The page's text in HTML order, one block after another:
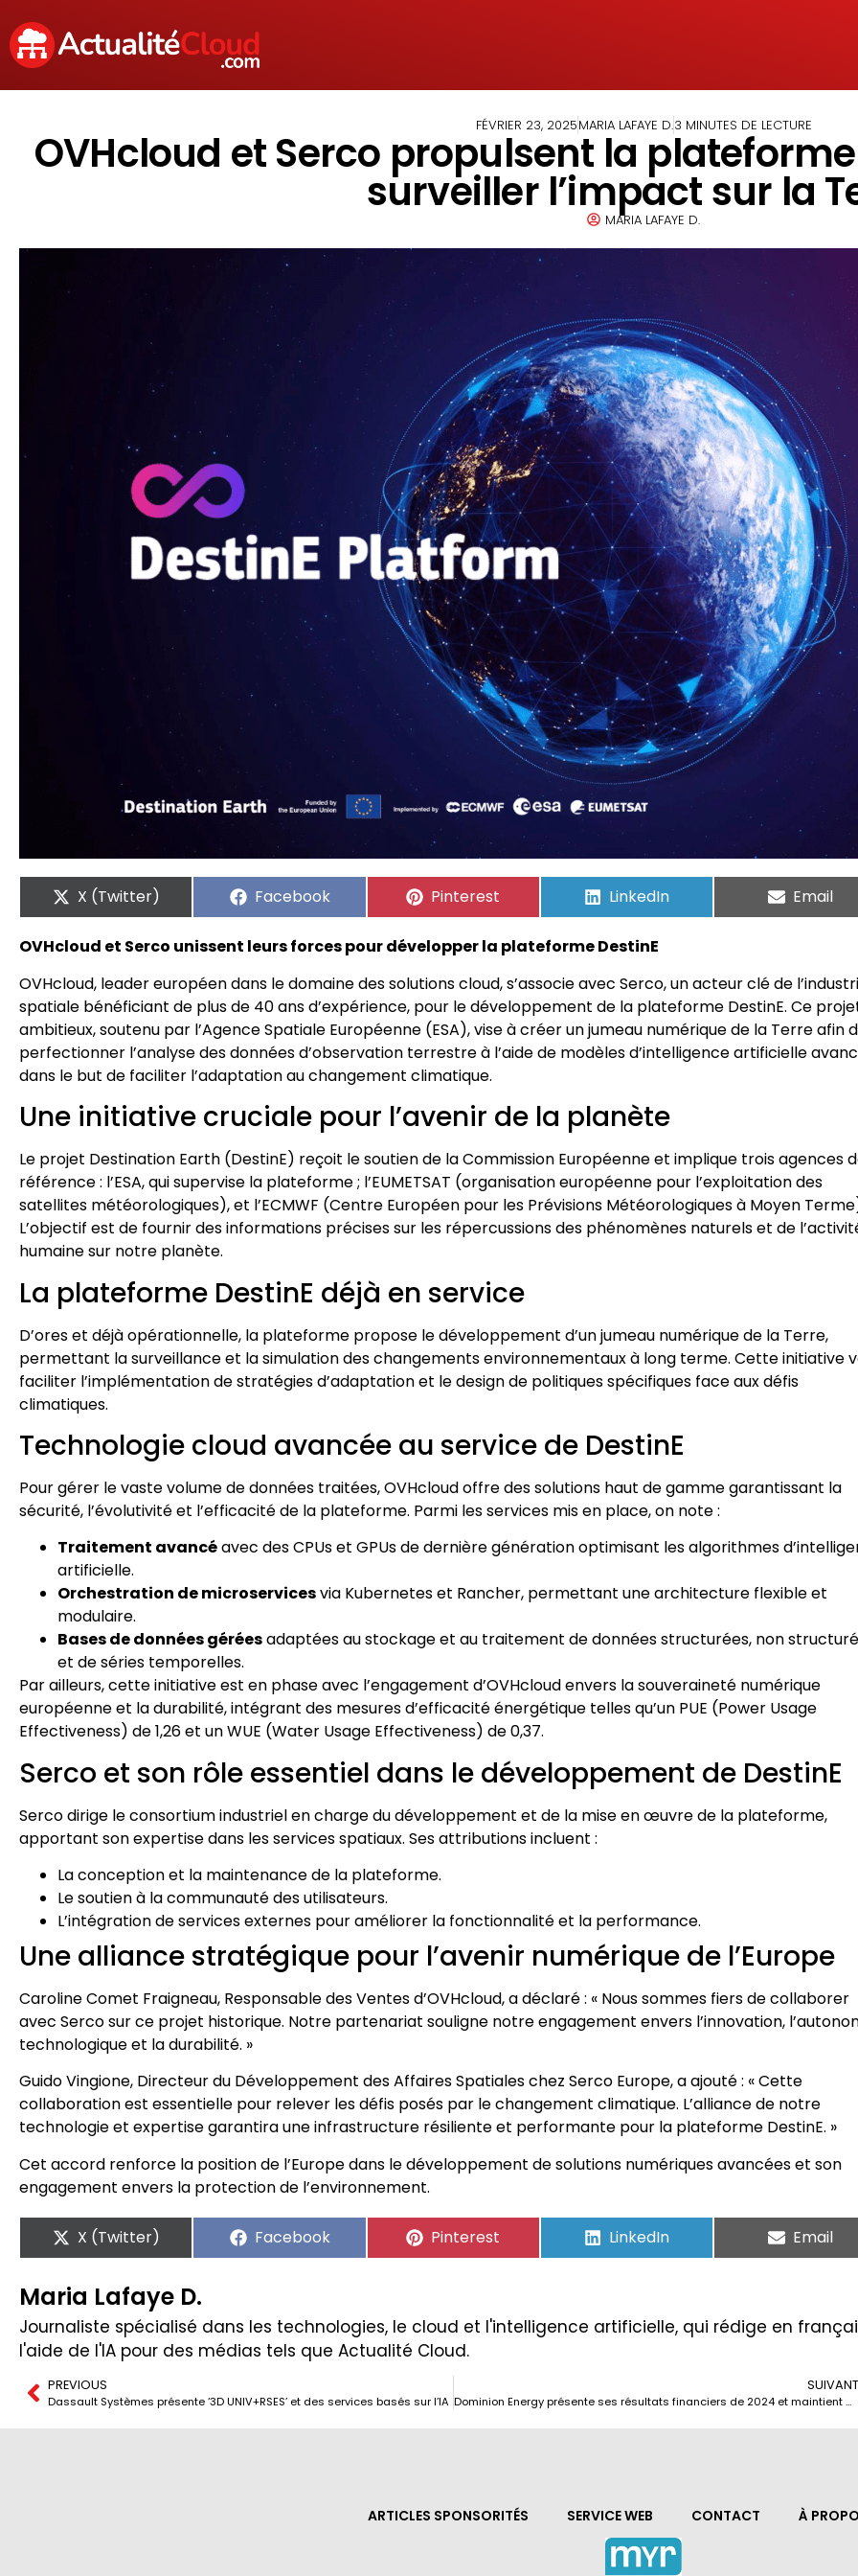
FÉVRIER 23, 2025MARIA LAFAYE D.3 MINUTES DE LECTURE
OVHcloud et Serco propulsent la plateforme
surveiller l’impact sur la
MARIA LAFAYE D.
X (Twitter) Facebook Pinterest LinkedIn Email
OVHcloud et Serco unissent leurs forces pour développer la plateforme DestinE
OVHcloud, leader européen dans le domaine des solutions cloud, s’associe avec Serco, un acteur clé de
spatiale bénéficiant de plus de 40 ans d’expérience, pour le développement de la plateforme DestinE. Ce
ambitieux, soutenu par l’Agence Spatiale Européenne (ESA), vise à créer un jumeau numérique de la Terre afin
perfectionner l’analyse des données d’observation terrestre à l’aide de modèles d’intelligence artificielle
dans le but de faciliter l’adaptation au changement climatique.
Une initiative cruciale pour l’avenir de la planète
Le projet Destination Earth (DestinE) reçoit le soutien de la Commission Européenne et implique trois agences
référence : l’ESA, qui supervise la plateforme ; l’EUMETSAT (organisation européenne pour l’exploitation des
satellites météorologiques), et l’ECMWF (Centre Européen pour les Prévisions Météorologiques à Moyen
L’objectif est de fournir des informations précises sur les répercussions des phénomènes naturels et de
humaine sur notre planète.
La plateforme DestinE déjà en service
D’ores et déjà opérationnelle, la plateforme propose le développement d’un jumeau numérique de la Terre,
permettant la surveillance et la simulation des changements environnementaux à long terme. Cette initiative
faciliter l’implémentation de stratégies d’adaptation et le design de politiques spécifiques face aux défis
climatiques.
Technologie cloud avancée au service de DestinE
Pour gérer le vaste volume de données traitées, OVHcloud offre des solutions haut de gamme garantissant la
sécurité, l’évolutivité et l’efficacité de la plateforme. Parmi les services mis en place, on note :
Traitement avancéavec des CPUs et GPUs de dernière génération optimisant les algorithmes
artificielle.
Orchestration de microservicesvia Kubernetes et Rancher, permettant une architecture flexible et
modulaire.
Bases de données géréesadaptées au stockage et au traitement de données structurées, non
et de séries temporelles.
Par ailleurs, cette initiative est en phase avec l’engagement d’OVHcloud envers la souveraineté numérique
européenne et la durabilité, intégrant des mesures d’efficacité énergétique telles qu’un PUE (Power Usage
Effectiveness) de 1,26 et un WUE (Water Usage Effectiveness) de 0,37.
Serco et son rôle essentiel dans le développement de DestinE
Serco dirige le consortium industriel en charge du développement et de la mise en œuvre de la plateforme,
apportant son expertise dans les services spatiaux. Ses attributions incluent :
La conception et la maintenance de la plateforme.
Le soutien à la communauté des utilisateurs.
L’intégration de services externes pour améliorer la fonctionnalité et la performance.
Une alliance stratégique pour l’avenir numérique de l’Europe
Caroline Comet Fraigneau, Responsable des Ventes d’OVHcloud, a déclaré : « Nous sommes fiers de collaborer
avec Serco sur ce projet historique. Notre partenariat souligne notre engagement envers l’innovation,
technologique et la durabilité. »
Guido Vingione, Directeur du Développement des Affaires Spatiales chez Serco Europe, a ajouté : « Cette
collaboration est essentielle pour relever les défis posés par le changement climatique. L’alliance de notre
technologie et expertise garantira une infrastructure résiliente et performante pour la plateforme DestinE. »
Cet accord renforce la position de l’Europe dans le développement de solutions numériques avancées et son
engagement envers la protection de l’environnement.
X (Twitter) Facebook Pinterest LinkedIn Email
Maria Lafaye D.
Journaliste spécialisé dans les technologies, le cloud et l'intelligence artificielle, qui rédige en
l'aide de l'IA pour des médias tels que Actualité Cloud.
PREVIOUS
Dassault Systèmes présente ‘3D UNIV+RSES’ et des services basés sur l’IA
SUIVANT
Dominion Energy présente ses résultats financiers de 2024 et maintient ses prévisions de croissance
ARTICLES SPONSORITÉS SERVICE WEB CONTACT À